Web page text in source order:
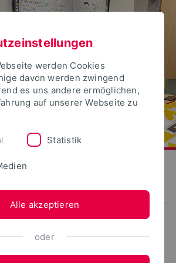
werden Cookies
davon werden zwingend
es uns andere ermöglichen,
auf unserer Webseite zu
Statistik
Alle akzeptieren
oder